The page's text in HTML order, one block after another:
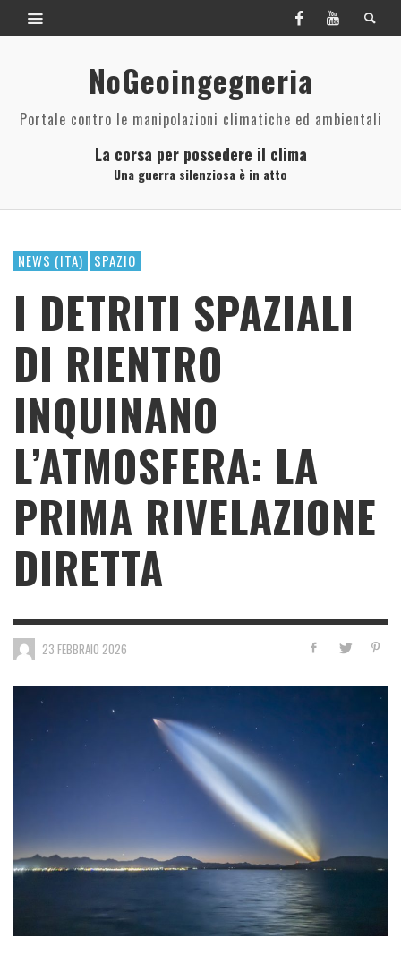
NoGeoingegneria
Portale contro le manipolazioni climatiche ed ambientali
La corsa per possedere il clima
Una guerra silenziosa è in atto
NEWS (ITA) SPAZIO
I DETRITI SPAZIALI
DI RIENTRO
INQUINANO
L’ATMOSFERA: LA
PRIMA RIVELAZIONE
DIRETTA
23 FEBBRAIO 2026